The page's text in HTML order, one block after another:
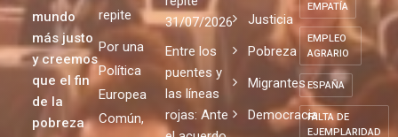
mundo
más justo
y creemos
que el fin
de la
pobreza
repite
Por una
Política
Europea
Común,
31/07/2026
Entre los
puentes y
las líneas
rojas: Ante
Justicia
Pobreza
Migrantes
Democracia
EMPATÍA
EMPLEO
AGRARIO
ESPAÑA
FALTA DE
EJEMPLARIDAD